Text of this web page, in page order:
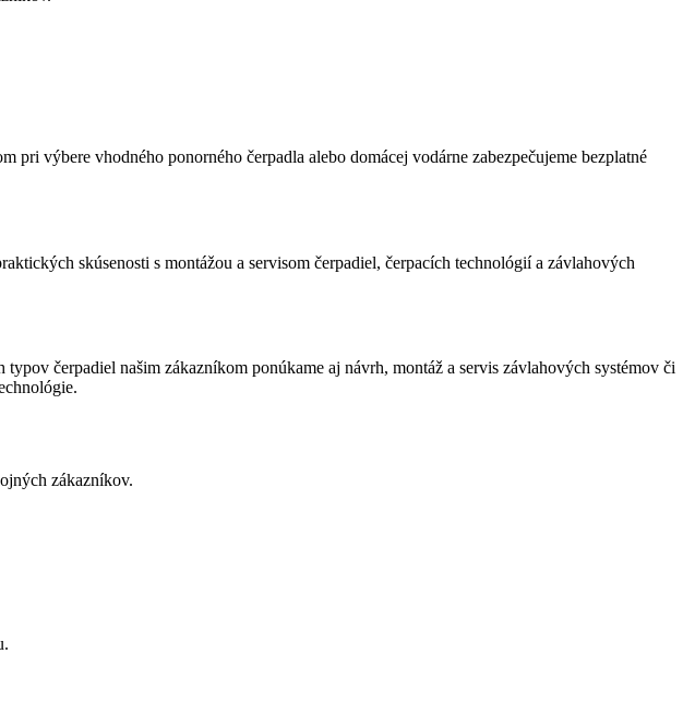
výbere vhodného ponorného čerpadla alebo domácej vodárne zabezpečujeme bezplatné
skúsenosti s montážou a servisom čerpadiel, čerpacích technológií a závlahových
čerpadiel našim zákazníkom ponúkame aj návrh, montáž a servis závlahových systémov či
zákazníkov.